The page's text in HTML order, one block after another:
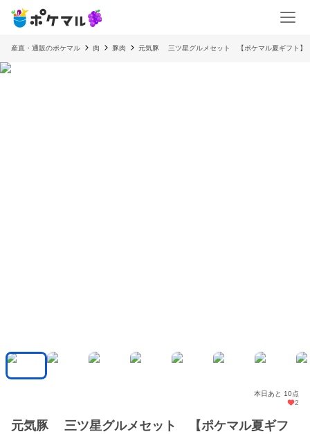
産直・通販のポケマル 肉 豚肉 元気豚 三ツ星グルメセット 【ポケマル夏ギフト】
本日あと 10点
2
元気豚 三ツ星グルメセット 【ポケマル夏ギフ